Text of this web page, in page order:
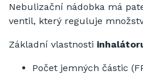
Nebulizační nádobka má
ventil, který reguluje
Základní vlastnosti
Počet jemných částic